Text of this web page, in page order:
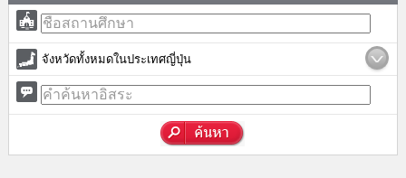
จังหวัดทั้งหมดในประเทศญี่ปุ่น